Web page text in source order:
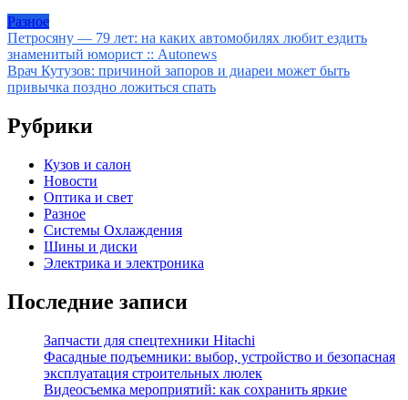
Разное
Навигация
по
записям
Петросяну — 79 лет: на каких автомобилях любит ездить
знаменитый юморист :: Autonews
Врач Кутузов: причиной запоров и диареи может быть
привычка поздно ложиться спать
Рубрики
Кузов и салон
Новости
Оптика и свет
Разное
Системы Охлаждения
Шины и диски
Электрика и электроника
Последние записи
Запчасти для спецтехники Hitachi
Фасадные подъемники: выбор, устройство и безопасная
эксплуатация строительных люлек
Видеосъемка мероприятий: как сохранить яркие